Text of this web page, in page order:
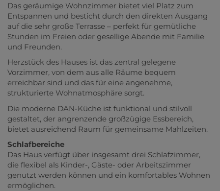
Das geräumige Wohnzimmer bietet viel Platz zum
Entspannen und besticht durch den direkten Ausgang
auf die sehr große Terrasse – perfekt für gemütliche
Stunden im Freien oder gesellige Abende mit Familie
und Freunden.
Herzstück des Hauses ist das zentral gelegene
Vorzimmer, von dem aus alle Räume bequem
erreichbar sind und das für eine angenehme,
strukturierte Wohnatmosphäre sorgt.
Die moderne DAN-Küche ist funktional und stilvoll
gestaltet, der angrenzende großzügige Essbereich,
bietet ausreichend Raum für gemeinsame Mahlzeiten.
Schlafbereiche
Das Haus verfügt über insgesamt drei Schlafzimmer,
die flexibel als Kinder-, Gäste- oder Arbeitszimmer
genutzt werden können und ein komfortables Wohnen
ermöglichen.